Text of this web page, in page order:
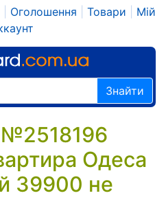
Оголошення Товари
Мій
Знайти
Одеса
39900 не